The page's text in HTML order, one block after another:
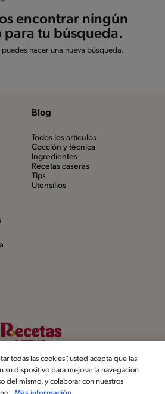
encontrar ningún
para tu búsqueda.
hacer una nueva búsqueda.
Blog
Todos los artículos
Cocción y técnica
Ingredientes
Recetas caseras
Tips
Utensílios
todas las cookies”, usted acepta que las
su dispositivo para mejorar la navegación
del mismo, y colaborar con nuestros